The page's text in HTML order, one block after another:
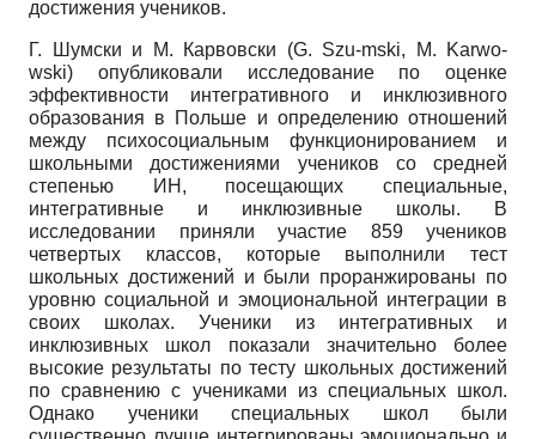
достижения учеников.
Г. Шумски и М. Карвовски (G. Szu-mski, M. Karwo-
wski) опубликовали исследование по оценке
эффективности интегративного и инклюзивного
образования в Польше и определению отношений
между пси­хосоциальным функционированием и
школьными достижениями учеников со средней
степенью ИН, посещающих специальные,
интегративные и инклюзивные школы. В
исследовании приняли участие 859 учеников
четвертых классов, которые выполнили тест
школьных достижений и были проранжированы по
уровню социальной и эмоциональной интеграции в
своих школах. Ученики из интегративных и
инклюзивных школ показали значительно более
высокие результаты по тесту школьных достижений
по сравнению с учениками из специальных школ.
Однако ученики специальных школ были